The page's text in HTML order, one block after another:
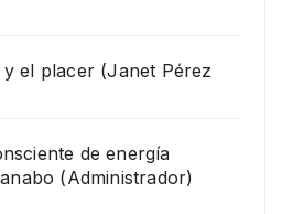
el placer (Janet Pérez
de energía
(Administrador)